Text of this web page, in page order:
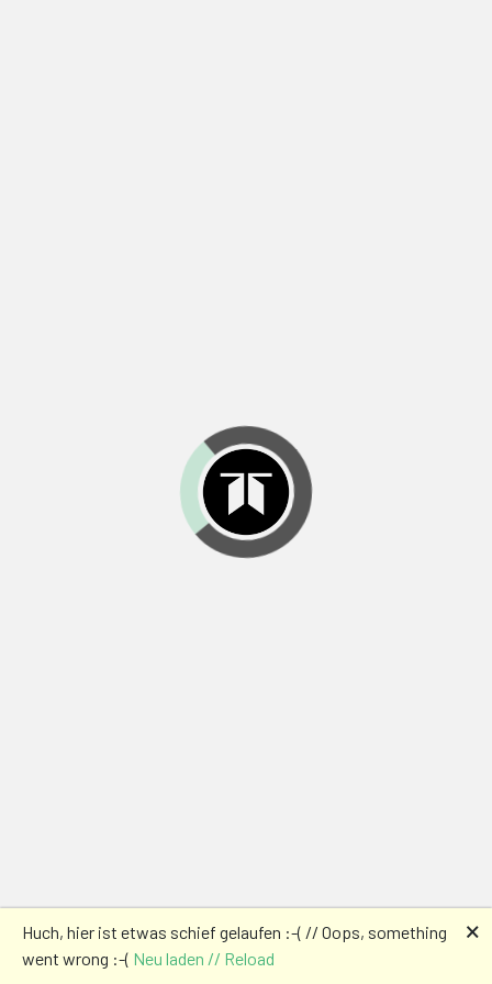
Huch, hier ist etwas schief gelaufen :-( // Oops, something
went wrong :-( Neu laden // Reload
🗙